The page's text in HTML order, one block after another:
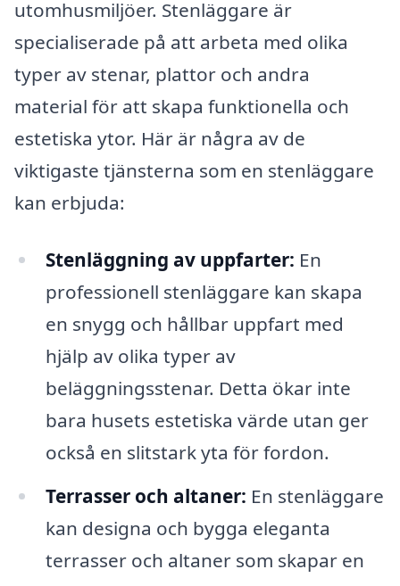
utomhusmiljöer. Stenläggare är
specialiserade på att arbeta med olika
typer av stenar, plattor och andra
material för att skapa funktionella och
estetiska ytor. Här är några av de
viktigaste tjänsterna som en stenläggare
kan erbjuda:
Stenläggning av uppfarter: En
professionell stenläggare kan skapa
en snygg och hållbar uppfart med
hjälp av olika typer av
beläggningsstenar. Detta ökar inte
bara husets estetiska värde utan ger
också en slitstark yta för fordon.
Terrasser och altaner: En stenläggare
kan designa och bygga eleganta
terrasser och altaner som skapar en